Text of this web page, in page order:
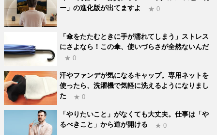
ー」の進化版が出てますよ
★ 0
「傘をたたむときに手が濡れてしまう」ストレス
にさよなら！この傘、使いづらさが全然ないんだ
★ 0
汗やファンデが気になるキャップ。専用ネットを
使ったら、洗濯機で気軽に洗えるようになりまし
た
★ 0
「やりたいこと」がなくても大丈夫。仕事は「や
るべきこと」から道が開ける
★ 0